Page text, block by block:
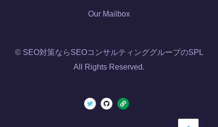
Our Mailbox
© SEO対策ならSEOコンサルティンググループのSPL
All Rights Reserved.